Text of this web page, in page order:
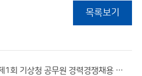
목록보기
2025년 제1회 기상청 공무원 경력경쟁채용 공고